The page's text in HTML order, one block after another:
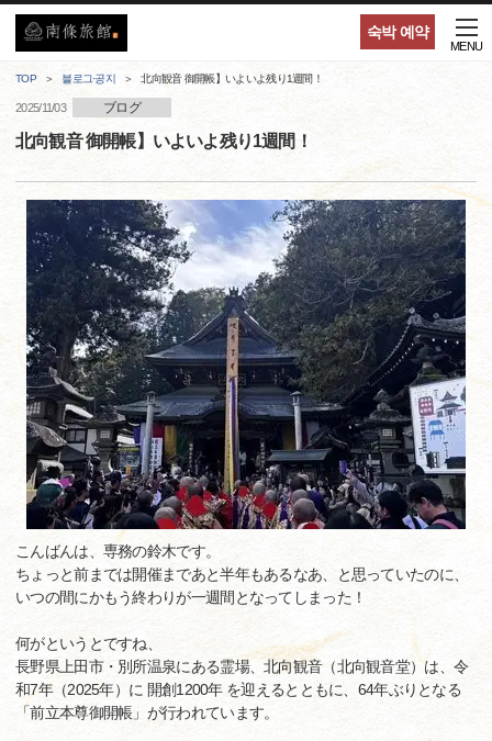
숙박 예약
MENU
TOP 블로그·공지 北向観音 御開帳】いよいよ残り1週間！
2025/11/03 ブログ
北向観音 御開帳】いよいよ残り1週間！
こんばんは、専務の鈴木です。
ちょっと前までは開催まであと半年もあるなあ、と思っていたのに、
いつの間にかもう終わりが一週間となってしまった！
何がというとですね、
長野県上田市・別所温泉にある霊場、北向観音（北向観音堂）は、令
和7年（2025年）に 開創1200年 を迎えるとともに、64年ぶりとなる
「前立本尊御開帳」が行われています。